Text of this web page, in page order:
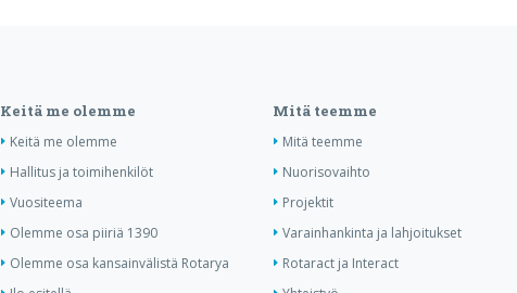
Keitä me olemme
Keitä me olemme
Hallitus ja toimihenkilöt
Vuositeema
Olemme osa piiriä 1390
Olemme osa kansainvälistä Rotarya
Mitä teemme
Mitä teemme
Nuorisovaihto
Projektit
Varainhankinta ja lahjoitukset
Rotaract ja Interact